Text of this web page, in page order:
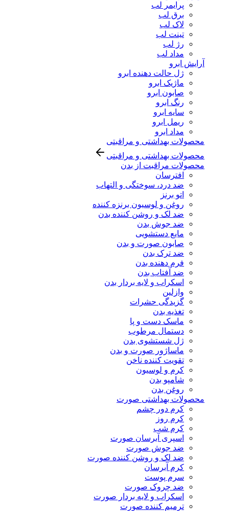
پرایمر لب
برق لب
لاک لب
تینت لب
رژ لب
مداد لب
آرایش ابرو
ژل حالت دهنده ابرو
ماژیک ابرو
صابون ابرو
رنگ ابرو
سایه ابرو
ریمل ابرو
مداد ابرو
محصولات بهداشتی و مراقبتی
محصولات بهداشتی و مراقبتی
محصولات مراقبت از بدن
افترسان
ضد درد، سوختگی و التهاب
اتو برنز
روغن و لوسیون برنزه کننده
ضد لک و روشن کننده بدن
ضد جوش بدن
مایع دستشویی
صابون صورت و بدن
ضد ترک بدن
فرم دهنده بدن
ضد آفتاب بدن
اسکراب و لایه بردار بدن
وازلین
گزیدگی حشرات
تغذیه بدن
ماسک دست و پا
دستمال مرطوب
ژل شستشوی بدن
ماساژور صورت و بدن
تقویت کننده ناخن
کرم و لوسیون
شامپو بدن
روغن بدن
محصولات بهداشتی صورت
کرم دور چشم
کرم روز
کرم شب
اسپری آبرسان صورت
ضد جوش صورت
ضد لک و روشن کننده صورت
کرم آبرسان
سرم پوست
ضد چروک صورت
اسکراب و لایه بردار صورت
ترمیم کننده صورت